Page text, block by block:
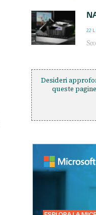
22
Desideri
queste